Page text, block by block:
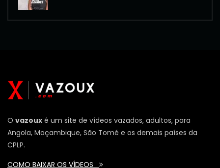
O vazoux é um site de vídeos vazados, adultos, para
Angola, Moçambique, São Tomé e os demais países da
CPLP.
COMO BAIXAR OS VÍDEOS